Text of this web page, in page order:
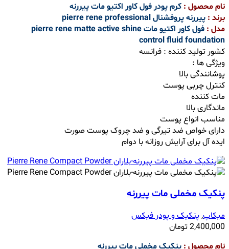
نام محصول : کرم پودر فول کاور اکتیو مات پیررنه
برند : پیررنه پروفشنال pierre rene professional
مدل :
فول کاور اکتیو مات pierre rene matte active shine
control fluid foundation
کشور تولید کننده : فرانسه
ویژگی ها :
پوشانندگی بالا
کنترل چربی پوست
مات کننده
ماندگاری بالا
مناسب انواع پوست
دارای خواص ضد تیرگی و ضد چروک پوست صورت
ایده آل برای آرایش روزانه با دوام
پنکیک مخملی مات پیررنه
میکاپ,پنکیک و پودر فیکس
2,400,000تومان
نام محصول : پنکیک مخملی مات پیررنه